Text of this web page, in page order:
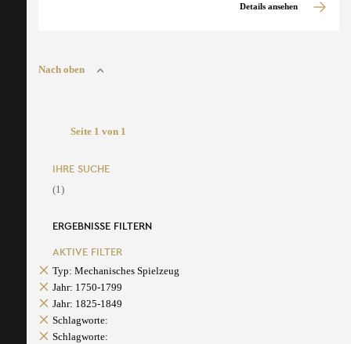
Details ansehen
Nach oben
Seite 1 von 1
IHRE SUCHE
(1)
ERGEBNISSE FILTERN
AKTIVE FILTER
Typ: Mechanisches Spielzeug
Jahr: 1750-1799
Jahr: 1825-1849
Schlagworte:
Schlagworte: